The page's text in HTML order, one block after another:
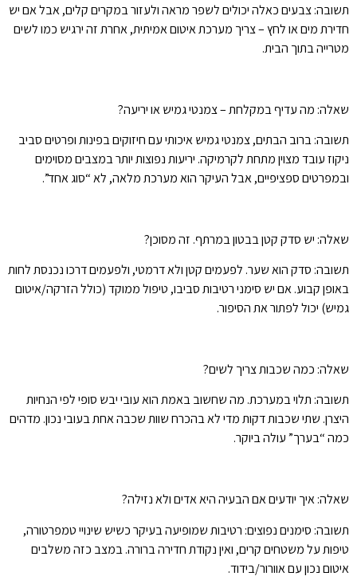
תשובה: צבעים כאלה יכולים לשפר מראה ולעזור במקרים קלים, אבל אם יש
חדירת מים או לחץ – צריך מערכת איטום אמיתית, אחרת זה ירגיש כמו לשים
מטרייה בתוך הבית.
שאלה: מה עדיף במקלחת – צמנטי גמיש או יריעה?
תשובה: ברוב הבתים, צמנטי גמיש איכותי עם חיזוקים בפינות ופרטים סביב
ניקוז עובד מצוין מתחת לקרמיקה. יריעות נפוצות יותר במצבים מסוימים
ובמפרטים ספציפיים, אבל העיקר הוא מערכת מלאה, לא “סוג אחד”.
שאלה: יש סדק קטן בבטון במרתף. זה מסוכן?
תשובה: סדק הוא שער. לפעמים קטן ולא דרמטי, ולפעמים דרכו נכנסת לחות
באופן קבוע. אם יש סימני רטיבות סביבו, טיפול ממוקד (כולל הזרקה/איטום
גמיש) יכול לפתור את הסיפור.
שאלה: כמה שכבות צריך לשים?
תשובה: תלוי במערכת. מה שחשוב באמת הוא עובי יבש סופי לפי הנחיות
היצרן. שתי שכבות דקות מדי לא בהכרח שוות שכבה אחת בעובי נכון. מדהים
כמה “בערך” עולה ביוקר.
שאלה: איך יודעים אם הבעיה היא אדים ולא נזילה?
תשובה: סימנים נפוצים: רטיבות שמופיעה בעיקר כשיש שינויי טמפרטורה,
טיפות על משטחים קרים, ואין נקודת חדירה ברורה. במצב כזה משלבים
איטום נכון עם אוורור/בידוד.